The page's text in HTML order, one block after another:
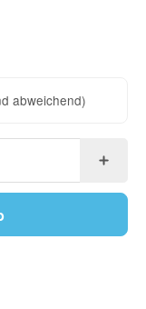
abweichend)